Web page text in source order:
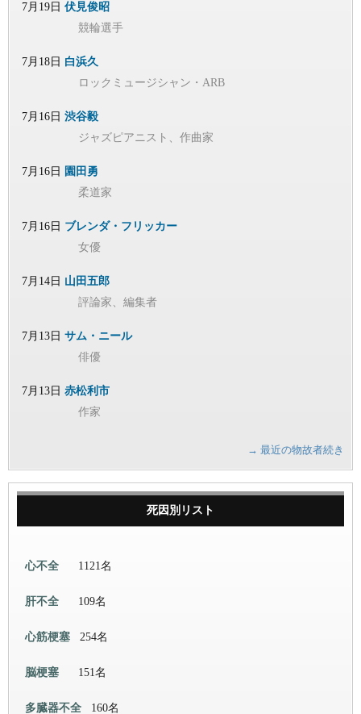
7月19日 伏見俊昭
競輪選手
7月18日 白浜久
ロックミュージシャン・ARB
7月16日 渋谷毅
ジャズピアニスト、作曲家
7月16日 園田勇
柔道家
7月16日 ブレンダ・フリッカー
女優
7月14日 山田五郎
評論家、編集者
7月13日 サム・ニール
俳優
7月13日 赤松利市
作家
→ 最近の物故者続き
死因別リスト
心不全 1121名
肝不全 109名
心筋梗塞 254名
脳梗塞 151名
多臓器不全 160名